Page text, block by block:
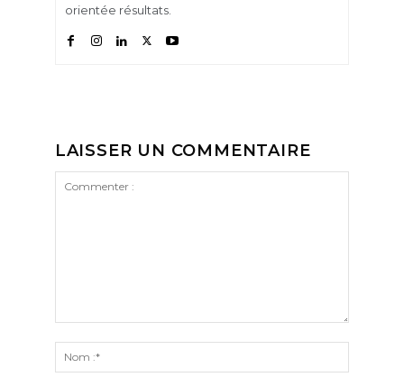
orientée résultats.
LAISSER UN COMMENTAIRE